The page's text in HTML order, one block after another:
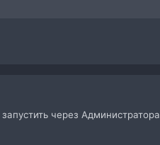
через Администратора